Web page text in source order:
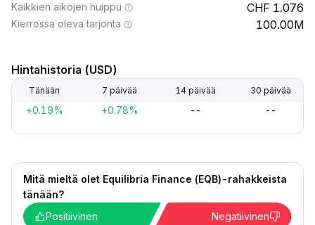
Kaikkien aikojen huippu 1.076
Kierrossa oleva tarjonta 100.00M
Hintahistoria (USD)
Tänään 7 päivää 14 päivää 30 päivää
+0.19% +0.78% -- --
Mitä mieltä olet Equilibria Finance (EQB)-rahakkeista
tänään?
Positiivinen
Negatiivinen